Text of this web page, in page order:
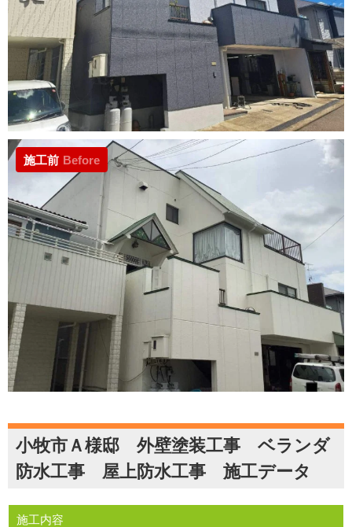
施工前 Before
小牧市Ａ様邸 外壁塗装工事 ベランダ
防水工事 屋上防水工事 施工データ
施工内容